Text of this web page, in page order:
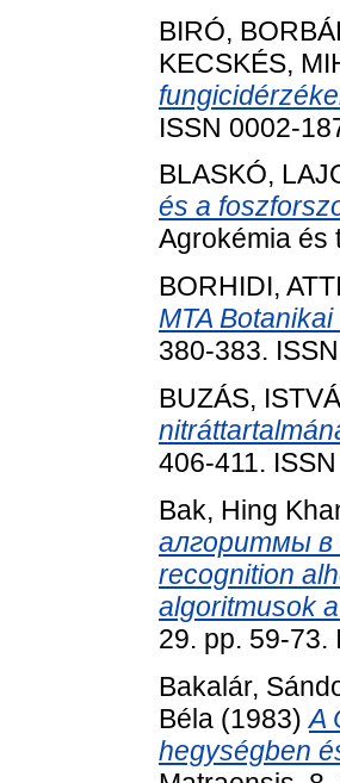
BIRÓ,
KECSKÉS,
ISSN 0002-
BLASKÓ,
és a
Agrokémia és
BORHIDI,
MTA
380-383.
BUZÁS,
406-411.
Bak, Hing
алгоритмы в
recognition
algoritmusok
29. pp. 59-73.
Bakalár,
Béla (1983)A
hegységben